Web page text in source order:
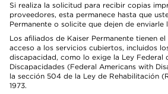
Si realiza la solicitud para recibir copias
proveedores, esta permanece hasta que
Permanente o solicite que dejen de enviarle
Los afiliados de Kaiser Permanente tienen
acceso a los servicios cubiertos, incluidos
discapacidad, como lo exige la Ley Federal
Discapacidades (Federal Americans with
la sección 504 de la Ley de Rehabilitación
1973.